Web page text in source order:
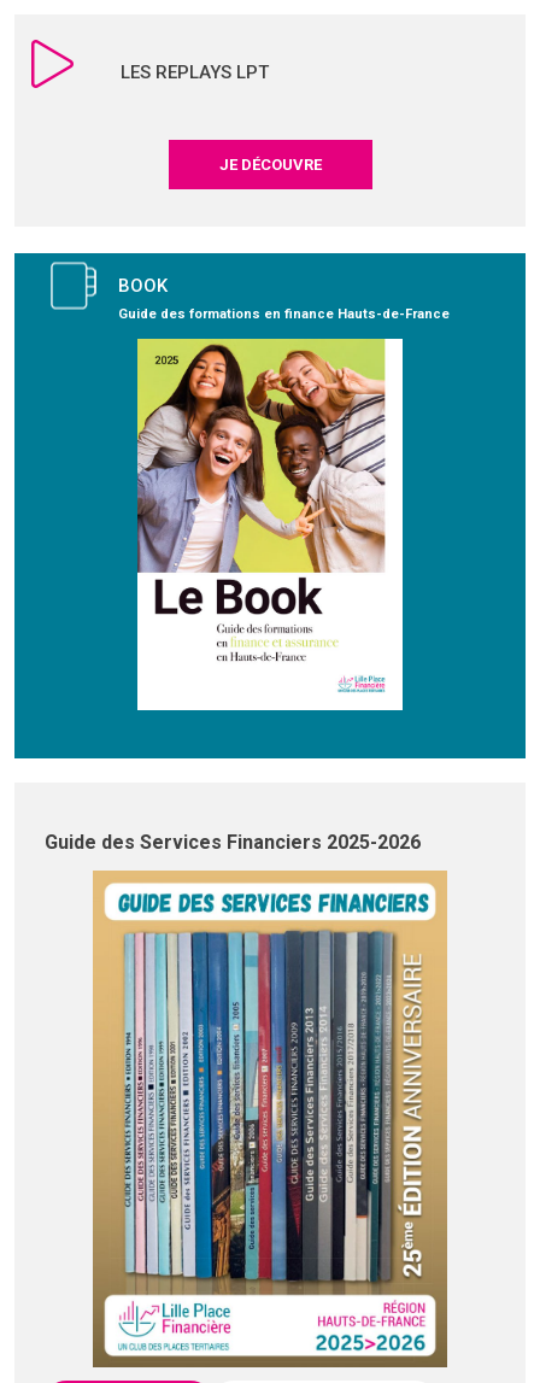
LES REPLAYS LPT
JE DÉCOUVRE
BOOK
Guide des formations en finance Hauts-de-France
Guide des Services Financiers 2025-2026